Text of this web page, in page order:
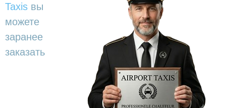
Taxis вы
можете
заранее
заказать